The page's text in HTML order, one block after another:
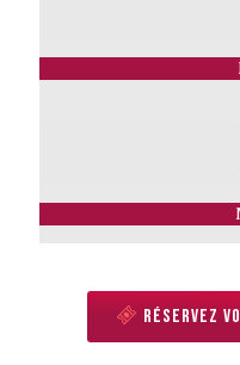
Réservez